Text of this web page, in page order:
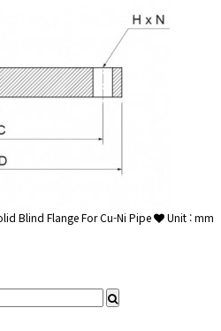
Blind Flange For Cu-Ni Pipe
Unit : mm